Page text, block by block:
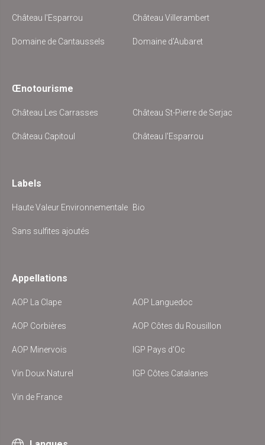
Château l'Esparrou Château Villerambert
Domaine de Cantaussels Domaine d'Aubaret
Œnotourisme
Château Les Carrasses Château St-Pierre de Serjac
Château Capitoul Château l'Esparrou
Labels
Haute Valeur Environnementale Bio
Sans sulfites ajoutés
Appellations
AOP La Clape AOP Languedoc
AOP Corbières AOP Côtes du Rousillon
AOP Minervois IGP Pays d'Oc
Vin Doux Naturel IGP Côtes Catalanes
Vin de France